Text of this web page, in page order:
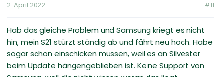
2. April 2022 #11
Hab das gleiche Problem und Samsung kriegt es nicht
hin, mein S21 stürzt ständig ab und fährt neu hoch. Habe
sogar schon einschicken müssen, weil es an Silvester
beim Update hängengeblieben ist. Keine Support von